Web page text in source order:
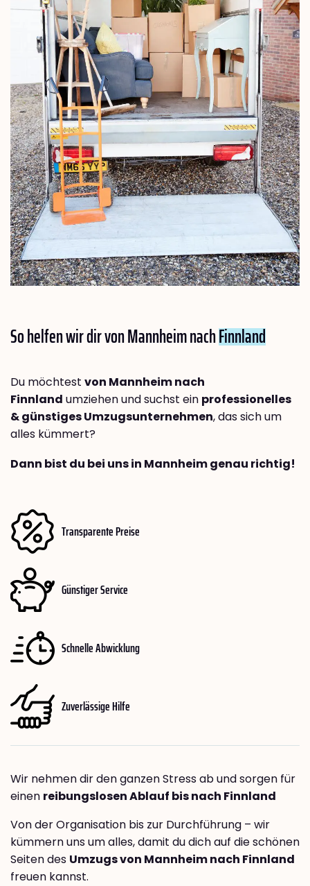
So helfen wir dir von Mannheim nachFinnland
Du möchtest von Mannheim nach
Finnland umziehen und suchst ein professionelles
& günstiges Umzugsunternehmen, das sich um
alles kümmert?
Dann bist du bei uns in Mannheim genau richtig!
Transparente Preise
Günstiger Service
Schnelle Abwicklung
Zuverlässige Hilfe
Wir nehmen dir den ganzen Stress ab und sorgen für
einen reibungslosen Ablauf bis nach Finnland
Von der Organisation bis zur Durchführung – wir
kümmern uns um alles, damit du dich auf die schönen
Seiten des Umzugs von Mannheim nach Finnland
freuen kannst.